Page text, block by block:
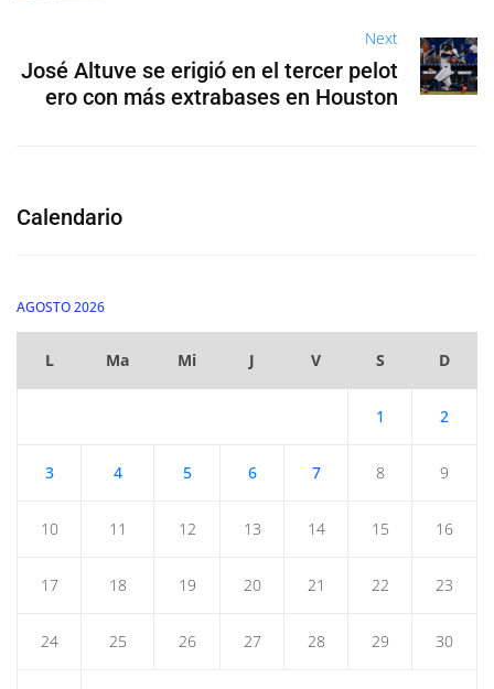
Next
José Altuve se erigió en el tercer pelot
ero con más extrabases en Houston
Calendario
AGOSTO 2026
L Ma Mi J V S D
1 2
3 4 5 6 7 8 9
10 11 12 13 14 15 16
17 18 19 20 21 22 23
24 25 26 27 28 29 30